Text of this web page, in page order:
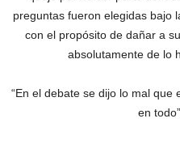
preguntas fueron elegidas bajo
con el propósito de dañar a
absolutamente de lo
“En el debate se dijo lo mal que
en